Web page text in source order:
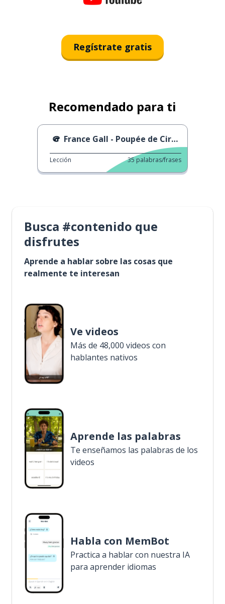
Regístrate gratis
Recomendado para ti
France Gall - Poupée de Cire, Poupée de Son Franc
Lección 35 palabras/frases
Busca #contenido que
disfrutes
Aprende a hablar sobre las cosas que
realmente te interesan
Ve videos
Más de 48,000 videos con
hablantes nativos
Aprende las palabras
Te enseñamos las palabras de los
videos
Habla con MemBot
Practica a hablar con nuestra IA
para aprender idiomas